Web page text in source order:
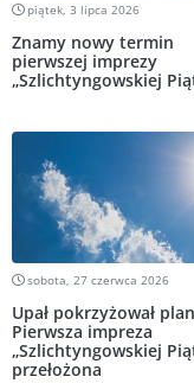
piątek, 3 lipca 2026
Znamy nowy termin
pierwszej imprezy
„Szlichtyngowskiej
sobota, 27 czerwca 2026
Upał pokrzyżował
Pierwsza impreza
„Szlichtyngowskiej
przełożona